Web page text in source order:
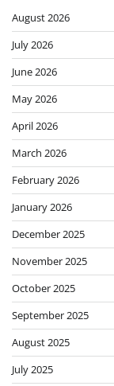
August 2026
July 2026
June 2026
May 2026
April 2026
March 2026
February 2026
January 2026
December 2025
November 2025
October 2025
September 2025
August 2025
July 2025